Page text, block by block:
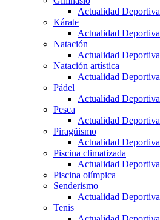
Actualidad Deportiva
Kárate
Actualidad Deportiva
Natación
Actualidad Deportiva
Natación artística
Actualidad Deportiva
Pádel
Actualidad Deportiva
Pesca
Actualidad Deportiva
Piragüismo
Actualidad Deportiva
Piscina climatizada
Actualidad Deportiva
Piscina olímpica
Senderismo
Actualidad Deportiva
Tenis